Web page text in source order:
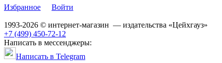
Избранное
Войти
1993-2026 © интернет-магазин — издательства «Цейхгауз»
+7 (499) 450-72-12
Написать в мессенджеры:
Написать в Telegram